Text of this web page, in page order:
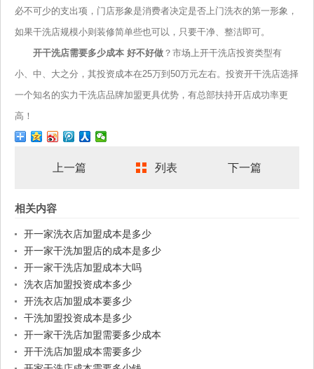
必不可少的支出项，门店形象是消费者决定是否上门洗衣的第一形象，
如果干洗店规模小则装修简单些也可以，只要干净、整洁即可。
开干洗店需要多少成本 好不好做 ？市场上开干洗店投资类型有
小、中、大之分，其投资成本在25万到50万元左右。投资开干洗店选择
一个知名的实力干洗店品牌加盟更具优势，有总部扶持开店成功率更
高！
上一篇 列表 下一篇
相关内容
开一家洗衣店加盟成本是多少
开一家干洗加盟店的成本是多少
开一家干洗店加盟成本大吗
洗衣店加盟投资成本多少
开洗衣店加盟成本要多少
干洗加盟投资成本是多少
开一家干洗店加盟需要多少成本
开干洗店加盟成本需要多少